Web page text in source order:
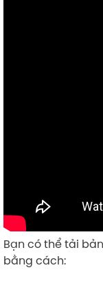
Bạn có thể tải
bằng cách: